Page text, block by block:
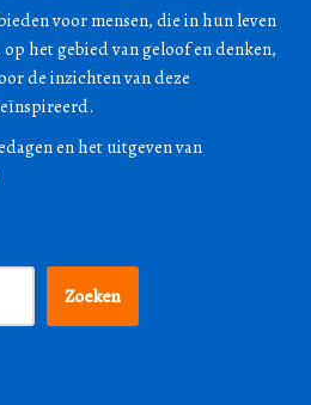
voor mensen, die in hun leven
het gebied van geloof en denken,
de inzichten van deze
en het uitgeven van
Zoeken